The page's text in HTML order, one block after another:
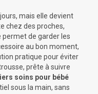
mais elle devient
chez des proches,
permet de garder les
au bon moment,
pratique pour éviter
prête à suivre
soins pour bébé
sous la main, sans